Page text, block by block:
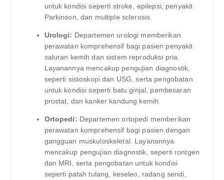
untuk kondisi seperti stroke, epilepsi, penyakit
Parkinson, dan multiple sclerosis.
Urologi: Departemen urologi memberikan
perawatan komprehensif bagi pasien penyakit
saluran kemih dan sistem reproduksi pria.
Layanannya mencakup pengujian diagnostik,
seperti sistoskopi dan USG, serta pengobatan
untuk kondisi seperti batu ginjal, pembesaran
prostat, dan kanker kandung kemih.
Ortopedi: Departemen ortopedi memberikan
perawatan komprehensif bagi pasien dengan
gangguan muskuloskeletal. Layanannya
mencakup pengujian diagnostik, seperti rontgen
dan MRI, serta pengobatan untuk kondisi
seperti patah tulang, keseleo, radang sendi,